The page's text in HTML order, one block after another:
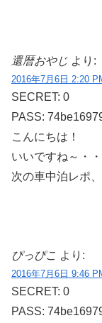
還暦おやじ より:
2016年7月6日 2:20
SECRET: 0
PASS:
こんにちは！
いいですね～・・
次の車中泊レポ
ぴっぴこ より:
2016年7月6日 9:46
SECRET: 0
PASS: